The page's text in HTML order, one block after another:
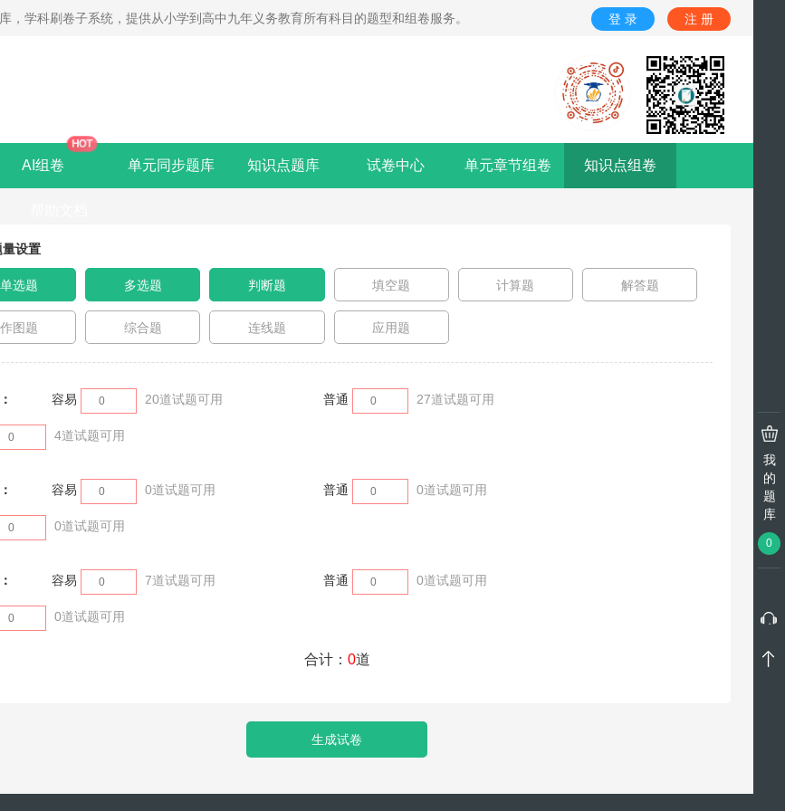
学科刷卷子系统，提供从小学到高中九年义务教育所有科目的题型和组卷服务。 登 录 注 册
AI组卷
HOT
单元同步题库 知识点题库 试卷中心 单元章节组卷 知识点组卷
设置
单选题 多选题 判断题 填空题 计算题 解答题
作图题 综合题 连线题 应用题
容易 20道试题可用 普通 27道试题可用
4道试题可用
容易 0道试题可用 普通 0道试题可用
0道试题可用
容易 7道试题可用 普通 0道试题可用
0道试题可用
合计： 0道
生成试卷
我
的
题
库
0